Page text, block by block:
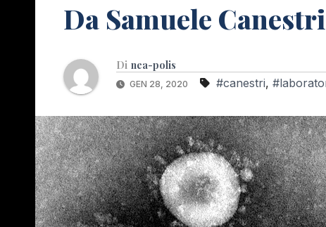
Da Samuele
Di nea-polis
GEN 28, 2020 #canestri,